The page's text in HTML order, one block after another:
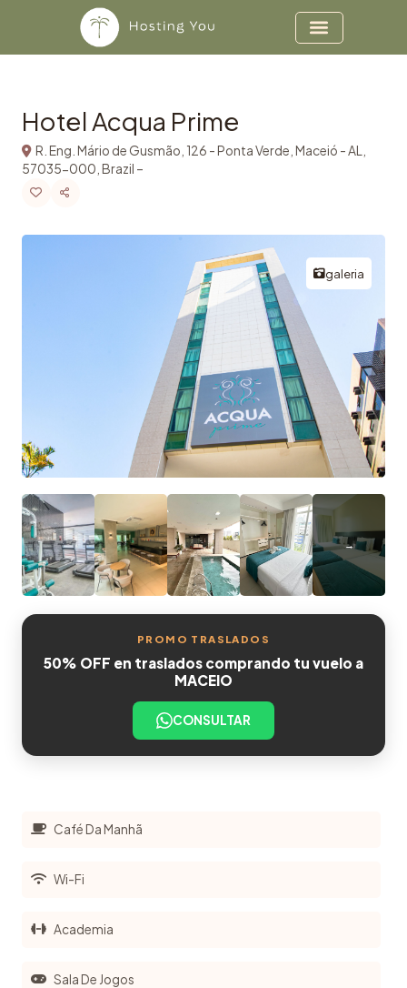
Ir para o conteúdo
Hotel Acqua Prime
R. Eng. Mário de Gusmão, 126 - Ponta Verde, Maceió - AL,
57035-000, Brazil –
galeria
PROMO TRASLADOS
50% OFF en traslados comprando tu vuelo a
MACEIO
CONSULTAR
Café Da Manhã
Wi-Fi
Academia
Sala De Jogos